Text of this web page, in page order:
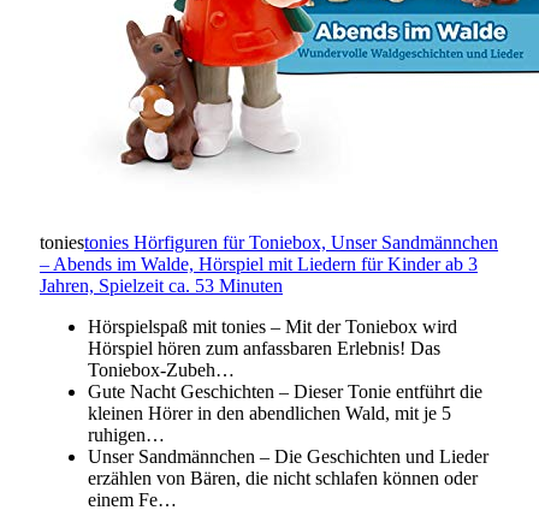
toniestonies Hörfiguren für Toniebox, Unser Sandmännchen
– Abends im Walde, Hörspiel mit Liedern für Kinder ab 3
Jahren, Spielzeit ca. 53 Minuten
Hörspielspaß mit tonies – Mit der Toniebox wird
Hörspiel hören zum anfassbaren Erlebnis! Das
Toniebox-Zubeh…
Gute Nacht Geschichten – Dieser Tonie entführt die
kleinen Hörer in den abendlichen Wald, mit je 5
ruhigen…
Unser Sandmännchen – Die Geschichten und Lieder
erzählen von Bären, die nicht schlafen können oder
einem Fe…